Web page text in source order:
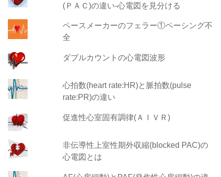
(ＰＡＣ)の違い-心電図を見分ける
ペースメーカーのフェラー①ペーシング不
全
ダブルカウントの心電図波形
心拍数(heart rate:HR)と脈拍数(pulse
rate:PR)の違い
促進性心室固有調律(ＡＩＶＲ)
非伝導性上室性期外収縮(blocked PAC)の
心電図とは